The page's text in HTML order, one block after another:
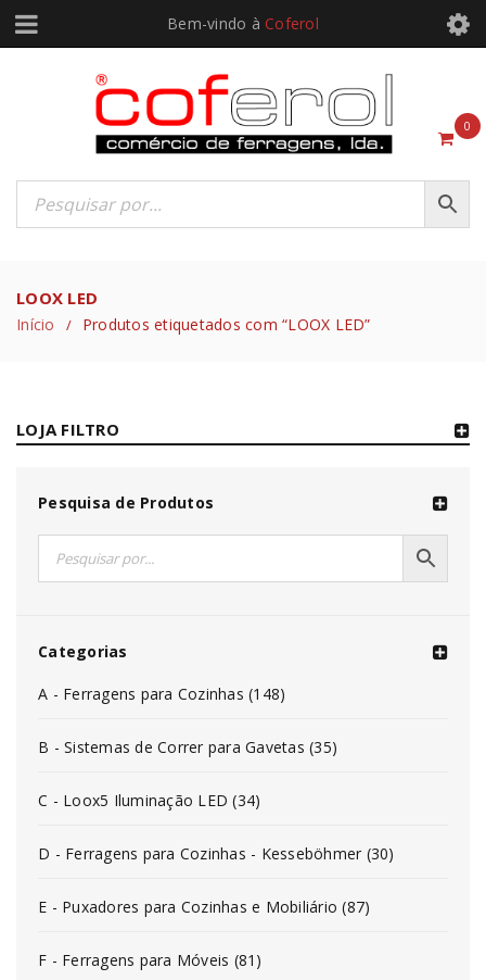
Bem-vindo à Coferol
0
LOOX LED
Início / Produtos etiquetados com “LOOX LED”
LOJA FILTRO
Pesquisa de Produtos
Categorias
A - Ferragens para Cozinhas (148)
B - Sistemas de Correr para Gavetas (35)
C - Loox5 Iluminação LED (34)
D - Ferragens para Cozinhas - Kesseböhmer (30)
E - Puxadores para Cozinhas e Mobiliário (87)
F - Ferragens para Móveis (81)